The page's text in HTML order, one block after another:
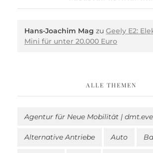
Hans-Joachim Mag zu Geely E2:
Mini für unter 20.000 Euro
ALLE THEMEN
Agentur für Neue Mobilität |
Alternative Antriebe Auto